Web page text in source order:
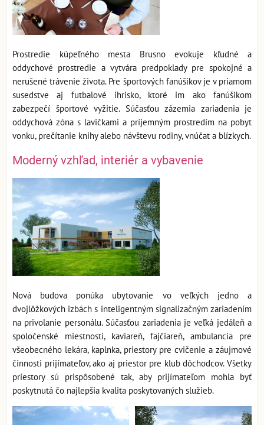
Prostredie kúpeľného mesta Brusno evokuje kľudné a
oddychové prostredie a vytvára predpoklady pre spokojné a
nerušené trávenie života. Pre športových fanúšikov je v priamom
susedstve aj futbalové ihrisko, ktoré im ako fanúšikom
zabezpečí športové vyžitie. Súčasťou zázemia zariadenia je
oddychová zóna s lavičkami a príjemným prostredím na pobyt
vonku, prečítanie knihy alebo návštevu rodiny, vnúčat a blízkych.
Moderný vzhľad, interiér a vybavenie
Nová budova ponúka ubytovanie vo veľkých jedno a
dvojlôžkových izbách s inteligentným signalizačným zariadením
na privolanie personálu. Súčasťou zariadenia je veľká jedáleň a
spoločenské miestnosti, kaviareň, fajčiareň, ambulancia pre
všeobecného lekára, kaplnka, priestory pre cvičenie a záujmové
činnosti prijímateľov, ako aj priestor pre klub dôchodcov. Všetky
priestory sú prispôsobené tak, aby prijímateľom mohla byť
poskytnutá čo najlepšia kvalita poskytovaných služieb.